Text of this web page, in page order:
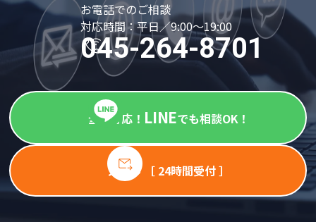
お電話でのご相談
対応時間：平日／9:00～19:00
045-264-8701
全国対応！ LINEでも相談OK！
メール ［ 24時間受付 ］